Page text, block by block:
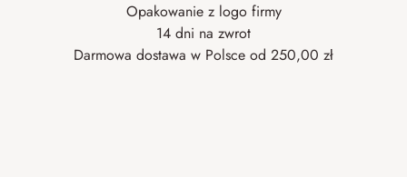
Opakowanie z logo firmy
14 dni na zwrot
Darmowa dostawa w Polsce od 250,00 zł